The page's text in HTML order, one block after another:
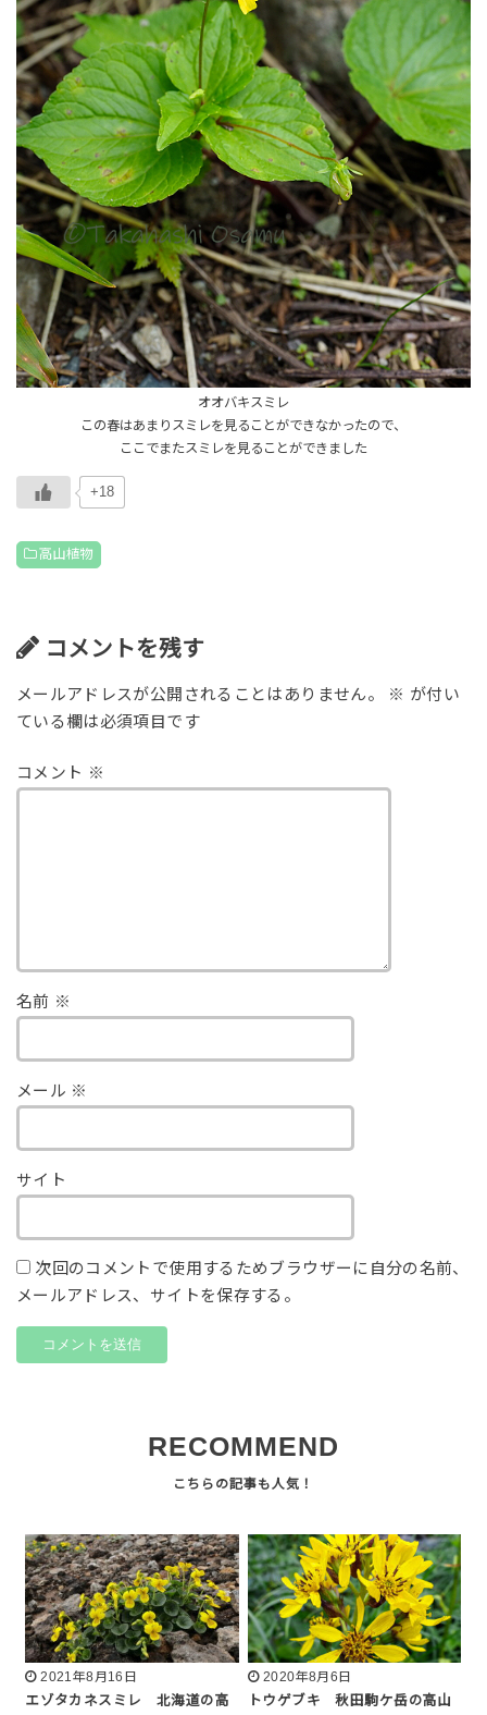
オオバキスミレ
この春はあまりスミレを見ることができなかったので、
ここでまたスミレを見ることができました
+18
高山植物
コメントを残す
メールアドレスが公開されることはありません。 ※ が付い
ている欄は必須項目です
コメント ※
名前 ※
メール ※
サイト
次回のコメントで使用するためブラウザーに自分の名前、
メールアドレス、サイトを保存する。
RECOMMEND
2021年8月16日
エゾタカネスミレ 北海道の高
2020年8月6日
トウゲブキ 秋田駒ケ岳の高山